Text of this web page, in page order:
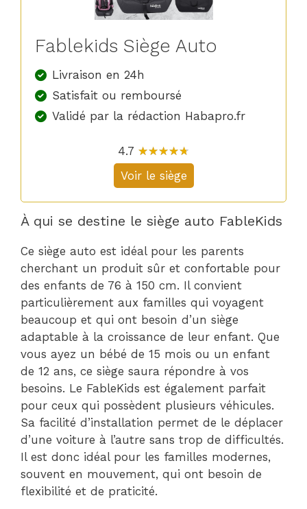
Fablekids Siège Auto
Livraison en 24h
Satisfait ou remboursé
Validé par la rédaction Habapro.fr
4.7 ☆☆☆☆☆
★★★★★
Voir le siège
À qui se destine le siège auto FableKids
Ce siège auto est idéal pour les parents
cherchant un produit sûr et confortable pour
des enfants de 76 à 150 cm. Il convient
particulièrement aux familles qui voyagent
beaucoup et qui ont besoin d’un siège
adaptable à la croissance de leur enfant. Que
vous ayez un bébé de 15 mois ou un enfant
de 12 ans, ce siège saura répondre à vos
besoins. Le FableKids est également parfait
pour ceux qui possèdent plusieurs véhicules.
Sa facilité d’installation permet de le déplacer
d’une voiture à l’autre sans trop de difficultés.
Il est donc idéal pour les familles modernes,
souvent en mouvement, qui ont besoin de
flexibilité et de praticité.